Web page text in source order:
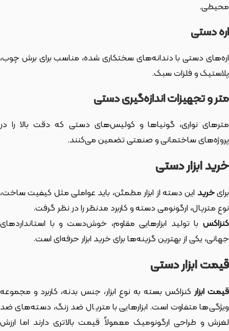
محیطی.
اره دستی
اره‌های دستی با دندانه‌های سختکاری شده، مناسب برای برش چوب،
پلاستیک و فلزات سبک.
متر و تجهیزات اندازه‌گیری دستی
مترهای نواری، گونیاها و کولیس‌های دستی که دقت بالا را در
پروژه‌های ساختمانی و صنعتی تضمین می‌کنند.
خرید ابزار دستی
برایخرید این دسته از ابزارمطمئن، باید عواملی مثل کیفیت ساخت،
نوع متریال، ارگونومی دسته و کاربرد مدنظر را در نظر گرفت.
کنزاکس با تولید ابزارهایی مقاوم، خوش‌دست و با استانداردهای
جهانی، یکی از بهترین گزینه‌ها برای خرید ابزار حرفه‌ای است.
قیمت ابزار دستی
قیمت ابزار کنزاکس بسته به نوع ابزار، جنس بدنه، کاربرد و مجموعه
ویژگی‌ها متفاوت است. ابزارهایی با متریال ضد زنگ، دسته‌های ضد
لغزش و طراحی ارگونومیک معمولاً قیمت بالاتری دارند اما ارزش